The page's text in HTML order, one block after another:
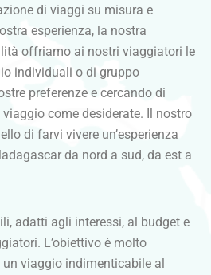
di viaggi su misura e
esperienza, la nostra
offriamo ai nostri viaggiatori le
individuali o di gruppo
preferenze e cercando di
come desiderate. Il nostro
di farvi vivere un’esperienza
da nord a sud, da est a
adatti agli interessi, al budget e
L’obiettivo è molto
viaggio indimenticabile al